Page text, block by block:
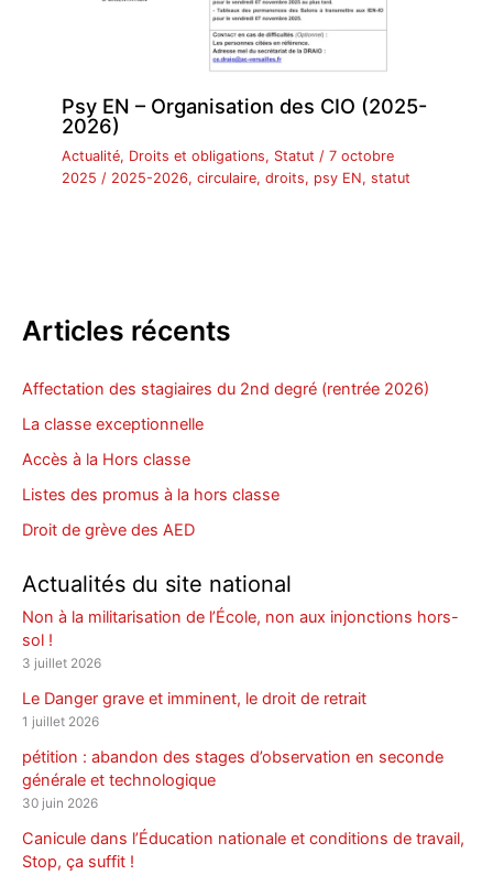
Psy EN – Organisation des CIO (2025-
2026)
Actualité, Droits et obligations, Statut /7 octobre
2025/ 2025-2026,circulaire,droits, psy EN,statut
Articles récents
Affectation des stagiaires du 2nd degré (rentrée 2026)
La classe exceptionnelle
Accès à la Hors classe
Listes des promus à la hors classe
Droit de grève des AED
Actualités du site national
Non à la militarisation de l’École, non aux injonctions hors-
sol !
3 juillet 2026
Le Danger grave et imminent, le droit de retrait
1 juillet 2026
pétition : abandon des stages d’observation en seconde
générale et technologique
30 juin 2026
Canicule dans l’Éducation nationale et conditions de travail,
Stop, ça suffit !